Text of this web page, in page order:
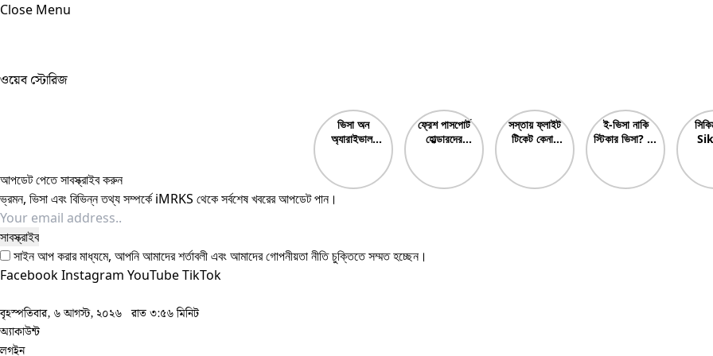
Close Menu
ওয়েব স্টোরিজ
ভিসা অন
অ্যারাইভাল-
ফ্রেশ পাসপোর্ট
হোল্ডারদের
fresh
কি করা উচিত?
সস্তায় ফ্লাইট
টিকেট কেনার
cheap
ই-ভিসা নাকি
স্টিকার ভিসা? E-
Sticker Visa
Which is
&
আপডেট পেতে সাবস্ক্রাইব করুন
ভ্রমন, ভিসা এবং বিভিন্ন তথ্য সম্পর্কে iMRKS থেকে সর্বশেষ খবরের আপডেট পান।
সাইন আপ করার মাধ্যমে, আপনি আমাদের শর্তাবলী এবং আমাদেরগোপনীয়তা নীতিচুক্তিতে সম্মত হচ্ছেন।
FacebookInstagram YouTubeTikTok
বৃহস্পতিবার, ৬ আগস্ট, ২০২৬ রাত ৩:৫৬ মিনিট
অ্যাকাউন্ট
লগইন